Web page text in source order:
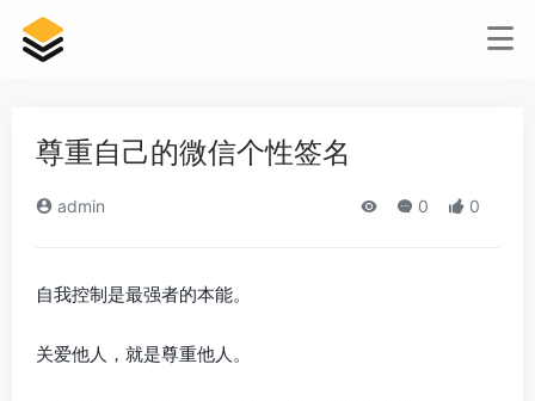
尊重自己的微信个性签名
admin 0 0
自我控制是最强者的本能。
关爱他人，就是尊重他人。